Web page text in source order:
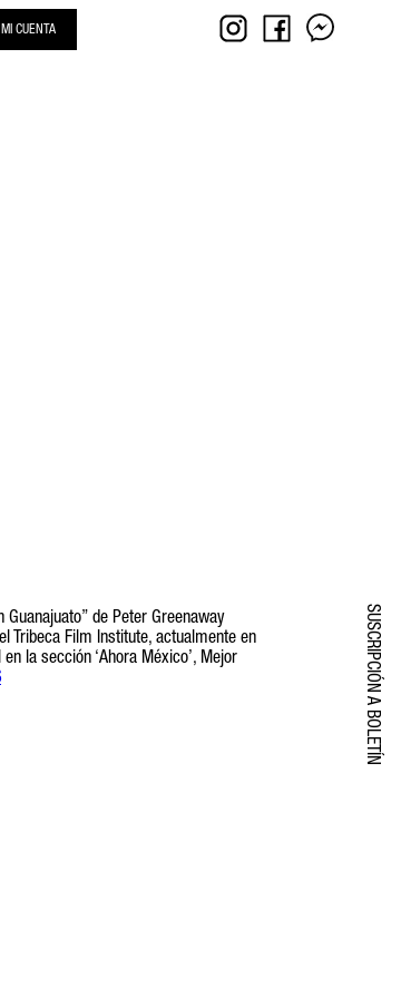
MI CUENTA
SUSCRIPCIÓN A BOLETÍN
de Peter Greenaway
Tribeca Film Institute, actualmente en
la sección ‘Ahora México’, Mejor